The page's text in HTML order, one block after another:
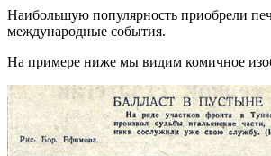
Наибольшую популярность приобрели
международные события.
На примере ниже мы видим комичное